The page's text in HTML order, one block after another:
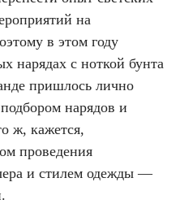
на
в этом году
нарядах с ноткой бунта
пришлось лично
нарядов и
ж, кажется,
проведения
и стилем одежды —